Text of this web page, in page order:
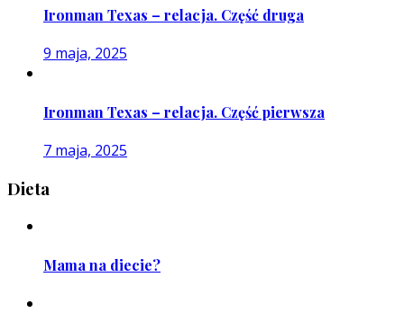
Ironman Texas – relacja. Część druga
9 maja, 2025
Ironman Texas – relacja. Część pierwsza
7 maja, 2025
Dieta
Mama na diecie?